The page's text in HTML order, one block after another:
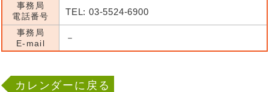
事務局
電話番号
TEL: 03-5524-6900
事務局
E-mail
－
カレンダーに戻る